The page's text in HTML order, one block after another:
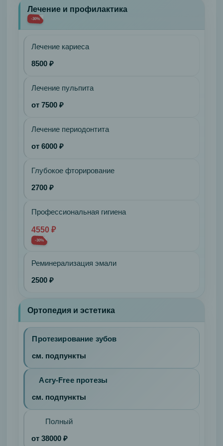
На
локаторах
Цельнолитая
металлическая
Candulor
Композитные
анатомией
зубы
Металлокерамическая
Гнатология
Сплинт-
Хирургия
Удаление
Неподвижного
зуба
простое
сложное
Экспресс-
Домашнее
отбеливание
Лечение и профилактика
-30%
Лечение кариеса
8500 ₽
Лечение пульпита
от 7500 ₽
Лечение периодонтита
от 6000 ₽
Глубокое фторирование
2700 ₽
Профессиональная гигиена
4550 ₽
-30%
Реминерализация эмали
2500 ₽
Ортопедия и эстетика
Протезирование зубов
см. подпункты
Acry-Free протезы
см. подпункты
Полный
от 38000 ₽